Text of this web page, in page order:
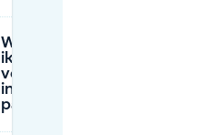
Wat gebeurt er als
ik in een
vergunningenzone
in Antwerpen
parkeer?